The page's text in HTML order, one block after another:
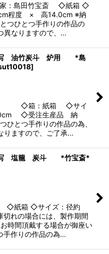
家：島田竹宝斎 ◇紙箱 ◇
程度 × 高14.0cm ※納
つひとつ手作りの作品の
異なりますので、…
写 油竹炭斗 炉用 *島
]
斎 ◇箱：紙箱 ◇サイ
◇受注生産品 納
とつ手作りの作品の為、
りますので、ご了承…
写 塩籠 炭斗 *竹宝斎*
◇紙箱 ◇サイズ：径約
れの場合には、製作期間
時間頂戴する場合が御座い
手作りの作品の為…